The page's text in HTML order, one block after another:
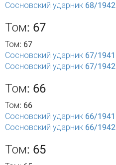
Сосновский ударник 68/1942
Том: 67
Том: 67
Сосновский ударник 67/1941
Сосновский ударник 67/1942
Том: 66
Том: 66
Сосновский ударник 66/1941
Сосновский ударник 66/1942
Том: 65